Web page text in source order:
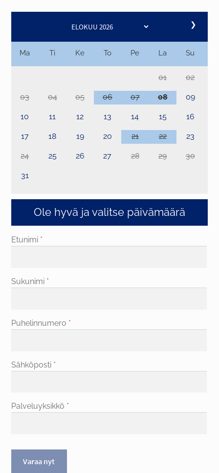
❯
Ma Ti Ke To Pe La Su
01 02
03 04 05 06 07 08 09
10 11 12 13 14 15 16
17 18 19 20 21 22 23
24 25 26 27 28 29 30
31
Ole hyvä ja valitse päivämäärä
Etunimi *
Sukunimi *
Puhelinnumero *
Sähköposti *
Palveluyksikkö *
Varaa nyt